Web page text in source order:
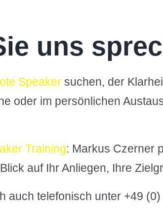
uns
Speaker suchen, der
oder im persönlichen
Training: Markus Czerner
auf Ihr Anliegen, Ihre
auch telefonisch unter +49